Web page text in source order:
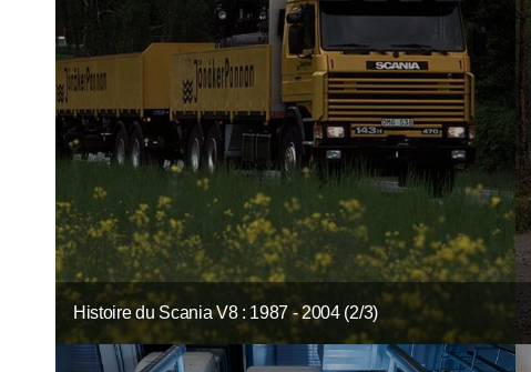
Histoire du Scania V8 : 1987 - 2004 (2/3)